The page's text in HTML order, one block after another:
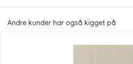
Andre kunder har også kigget på